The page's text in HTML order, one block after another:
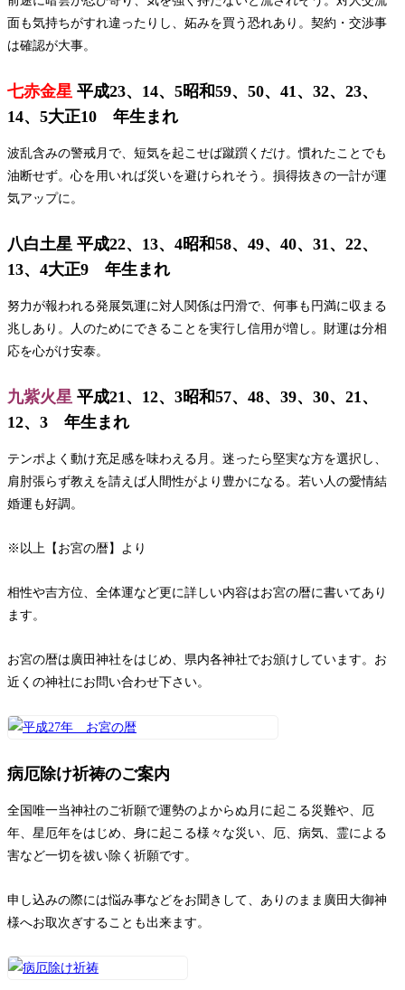
面も気持ちがすれ違ったりし、妬みを買う恐れあり。契約・交渉事
は確認が大事。
七赤金星 平成23、14、5昭和59、50、41、32、23、
14、5大正10 年生まれ
波乱含みの警戒月で、短気を起こせば蹴躓くだけ。慣れたことでも
油断せず。心を用いれば災いを避けられそう。損得抜きの一計が運
気アップに。
八白土星 平成22、13、4昭和58、49、40、31、22、
13、4大正9 年生まれ
努力が報われる発展気運に対人関係は円滑で、何事も円満に収まる
兆しあり。人のためにできることを実行し信用が増し。財運は分相
応を心がけ安泰。
九紫火星 平成21、12、3昭和57、48、39、30、21、
12、3 年生まれ
テンポよく動け充足感を味わえる月。迷ったら堅実な方を選択し、
肩肘張らず教えを請えば人間性がより豊かになる。若い人の愛情結
婚運も好調。
※以上【お宮の暦】より
相性や吉方位、全体運など更に詳しい内容はお宮の暦に書いてあり
ます。
お宮の暦は廣田神社をはじめ、県内各神社でお頒けしています。お
近くの神社にお問い合わせ下さい。
病厄除け祈祷のご案内
全国唯一当神社のご祈願で運勢のよからぬ月に起こる災難や、厄
年、星厄年をはじめ、身に起こる様々な災い、厄、病気、霊による
害など一切を祓い除く祈願です。
申し込みの際には悩み事などをお聞きして、ありのまま廣田大御神
様へお取次ぎすることも出来ます。